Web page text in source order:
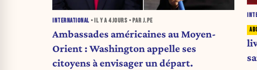
INTERNATIONAL • IL Y A 4 JOURS • PAR J.PE
Ambassades américaines au Moyen-
Orient : Washington appelle ses
citoyens à envisager un départ.